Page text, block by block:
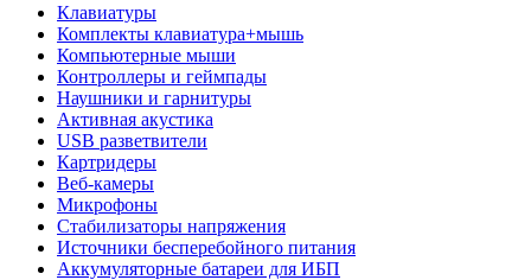
Клавиатуры
Комплекты клавиатура+мышь
Компьютерные мыши
Контроллеры и геймпады
Наушники и гарнитуры
Активная акустика
USB разветвители
Картридеры
Веб-камеры
Микрофоны
Стабилизаторы напряжения
Источники бесперебойного питания
Аккумуляторные батареи для ИБП